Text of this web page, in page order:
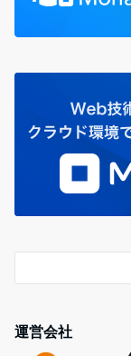
運営会社